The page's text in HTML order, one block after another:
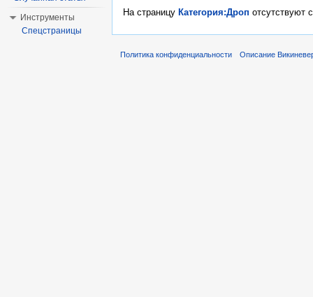
На страницу Категория:Дроп отсутствуют
Инструменты
Спецстраницы
Политика конфиденциальности Описание